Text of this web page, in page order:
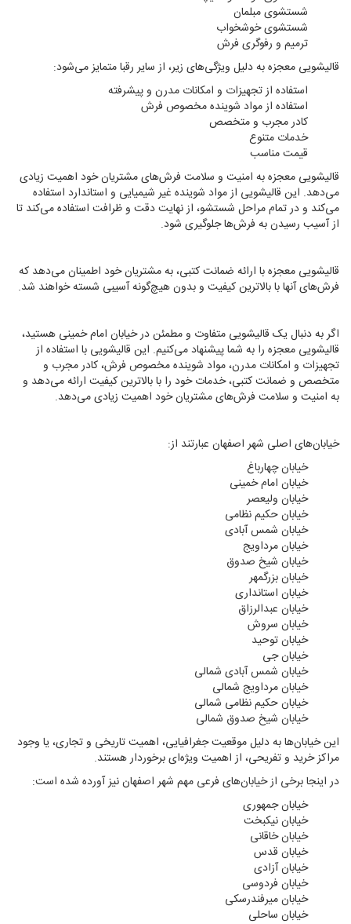
شستشوی مبلمان
شستشوی خوشخواب
ترمیم و رفوگری فرش
قالیشویی معجزه به دلیل ویژگی‌های زیر، از سایر رقبا متمایز می‌شود:
استفاده از تجهیزات و امکانات مدرن و پیشرفته
استفاده از مواد شوینده مخصوص فرش
کادر مجرب و متخصص
خدمات متنوع
قیمت مناسب
قالیشویی معجزه به امنیت و سلامت فرش‌های مشتریان خود اهمیت زیادی
می‌دهد. این قالیشویی از مواد شوینده غیر شیمیایی و استاندارد استفاده
می‌کند و در تمام مراحل شستشو، از نهایت دقت و ظرافت استفاده می‌کند تا
از آسیب رسیدن به فرش‌ها جلوگیری شود.
قالیشویی معجزه با ارائه ضمانت کتبی، به مشتریان خود اطمینان می‌دهد که
فرش‌های آنها با بالاترین کیفیت و بدون هیچ‌گونه آسیبی شسته خواهند شد.
اگر به دنبال یک قالیشویی متفاوت و مطمئن در خیابان امام خمینی هستید،
قالیشویی معجزه را به شما پیشنهاد می‌کنیم. این قالیشویی با استفاده از
تجهیزات و امکانات مدرن، مواد شوینده مخصوص فرش، کادر مجرب و
متخصص و ضمانت کتبی، خدمات خود را با بالاترین کیفیت ارائه می‌دهد و
به امنیت و سلامت فرش‌های مشتریان خود اهمیت زیادی می‌دهد.
خیابان‌های اصلی شهر اصفهان عبارتند از:
خیابان چهارباغ
خیابان امام خمینی
خیابان ولیعصر
خیابان حکیم نظامی
خیابان شمس آبادی
خیابان مرداویج
خیابان شیخ صدوق
خیابان بزرگمهر
خیابان استانداری
خیابان عبدالرزاق
خیابان سروش
خیابان توحید
خیابان جی
خیابان شمس آبادی شمالی
خیابان مرداویج شمالی
خیابان حکیم نظامی شمالی
خیابان شیخ صدوق شمالی
این خیابان‌ها به دلیل موقعیت جغرافیایی، اهمیت تاریخی و تجاری، یا وجود
مراکز خرید و تفریحی، از اهمیت ویژه‌ای برخوردار هستند.
در اینجا برخی از خیابان‌های فرعی مهم شهر اصفهان نیز آورده شده است:
خیابان جمهوری
خیابان نیکبخت
خیابان خاقانی
خیابان قدس
خیابان آزادی
خیابان فردوسی
خیابان میرفندرسکی
خیابان ساحلی